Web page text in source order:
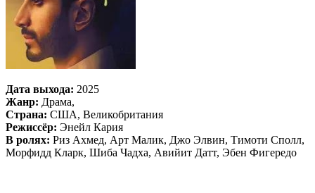
Дата выхода: 2025
Жанр: Драма,
Страна: США, Великобритания
Режиссёр: Энейл Кария
В ролях: Риз Ахмед, Арт Малик, Джо Элвин, Тимоти Сполл,
Морфидд Кларк, Шиба Чадха, Авийит Датт, Эбен Фигередо